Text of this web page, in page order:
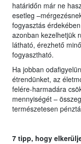
határidőn már ne
esetleg
fogyasztás
azonban kezelhetjük
látható, érezhető
fogyasztható.
Ha jobban
étrendünket, az
felére-harmadára
mennyiségét –
természetesen
7 tipp, hogy